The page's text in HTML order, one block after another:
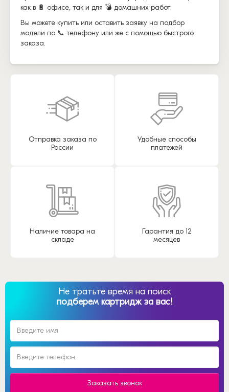
как в 🔋 офисе, так и для 💣 домашних работ.
Вы можете купить или оставить заявку на подбор
модели по 📞 телефону или же с помощью быстрого
заказа.
Отправка заказа по
России
Удобные способы
платежей
Наличие товара на
складе
Гарантия до 12
месяцев
Не тратьте время на поиск
подберем картридж за вас!
Заказать звонок